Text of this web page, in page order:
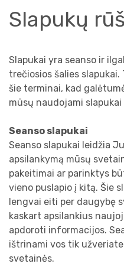
Slapukų
Slapukai yra seanso ir
trečiosios šalies slapukai.
šie terminai, kad
mūsų naudojami
Seanso slapukai
Seanso slapukai leidžia
apsilankymą mūsų
pakeitimai ar parinktys
vieno puslapio į kitą. Šie
lengvai eiti per daugybę
kaskart apsilankius
apdoroti informacijos.
ištrinami vos tik
svetainės.